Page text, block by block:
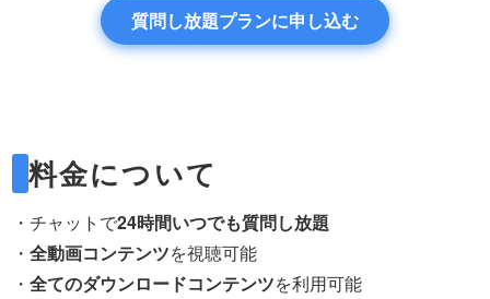
質問し放題プランに申し込む
料金について
・チャットで24時間いつでも質問し放題
・全動画コンテンツを視聴可能
・全てのダウンロードコンテンツを利用可能